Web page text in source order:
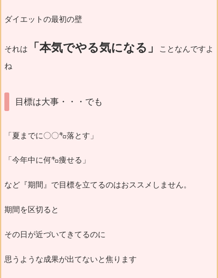
ダイエットの最初の壁
それは 「本気でやる気になる」
ことなんですよ
ね
目標は大事・・・でも
「夏までに〇〇㌔落とす」
「今年中に何㌔痩せる」
など『期間』で目標を立てるのはおススメしません。
期間を区切ると
その日が近づいてきてるのに
思うような成果が出てないと焦ります